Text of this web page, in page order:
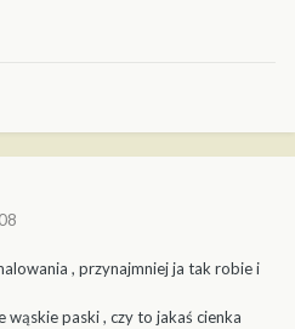
, przynajmniej ja tak robie i
wąskie paski , czy to jakaś cienka